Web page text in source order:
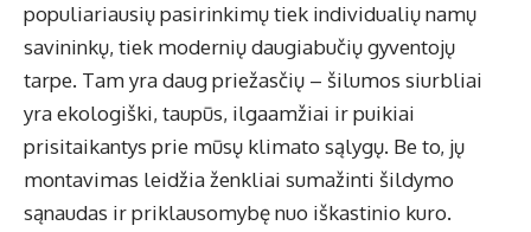
populiariausių pasirinkimų tiek individualių namų
savininkų, tiek modernių daugiabučių gyventojų
tarpe. Tam yra daug priežasčių – šilumos siurbliai
yra ekologiški, taupūs, ilgaamžiai ir puikiai
prisitaikantys prie mūsų klimato sąlygų. Be to, jų
montavimas leidžia ženkliai sumažinti šildymo
sąnaudas ir priklausomybę nuo iškastinio kuro.